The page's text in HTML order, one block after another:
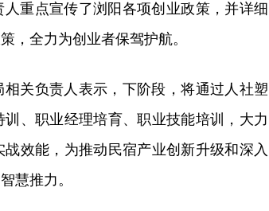
重点宣传了浏阳各项创业政策，并详细
，全力为创业者保驾护航。
关负责人表示，下阶段，将通过人社塑
、职业经理培育、职业技能培训，大力
效能，为推动民宿产业创新升级和深入
慧推力。